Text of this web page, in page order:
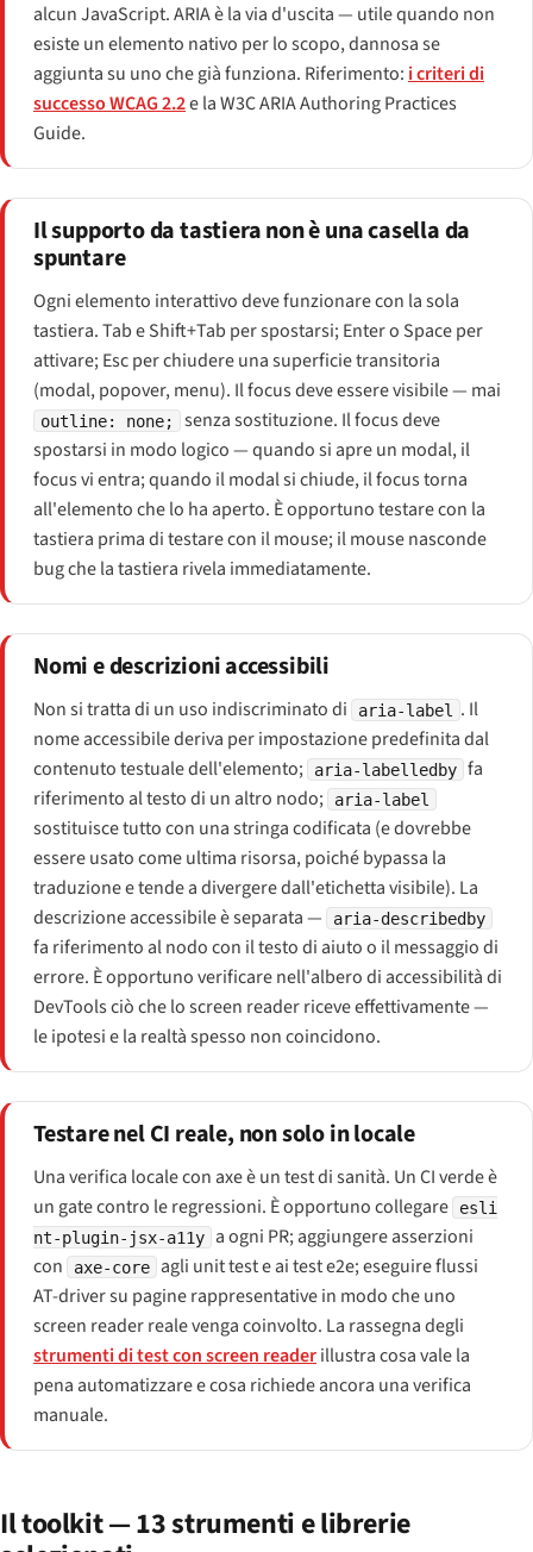
alcun JavaScript. ARIA è la via d'uscita — utile quando non
esiste un elemento nativo per lo scopo, dannosa se
aggiunta su uno che già funziona. Riferimento: i criteri di
successo WCAG 2.2e la W3C ARIA Authoring Practices
Guide.
Il supporto da tastiera non è una casella da
spuntare
Ogni elemento interattivo deve funzionare con la sola
tastiera. Tab e Shift+Tab per spostarsi; Enter o Space per
attivare; Esc per chiudere una superficie transitoria
(modal, popover, menu). Il focus deve essere visibile — mai
outline: none;
senza sostituzione. Il focus deve
spostarsi in modo logico — quando si apre un modal, il
focus vi entra; quando il modal si chiude, il focus torna
all'elemento che lo ha aperto. È opportuno testare con la
tastiera primadi testare con il mouse; il mouse nasconde
bug che la tastiera rivela immediatamente.
Nomi e descrizioni accessibili
Non si tratta di un uso indiscriminato di aria-label
. Il
nome accessibile deriva per impostazione predefinita dal
contenuto testuale dell'elemento;
aria-labelledby fa
riferimento al testo di un altro nodo;
aria-label
sostituisce tutto con una stringa codificata (e dovrebbe
essere usato come ultima risorsa, poiché bypassa la
traduzione e tende a divergere dall'etichetta visibile). La
descrizione accessibile è separata —
aria-describedby
fa riferimento al nodo con il testo di aiuto o il messaggio di
errore. È opportuno verificare nell'albero di accessibilità di
DevTools ciò che lo screen reader riceve effettivamente —
le ipotesi e la realtà spesso non coincidono.
Testare nel CI reale, non solo in locale
Una verifica locale con axe è un test di sanità. Un CI verde è
un gate contro le regressioni. È opportuno collegare
esli
nt-plugin-jsx-a11y
a ogni PR; aggiungere asserzioni
con
axe-core
agli unit test e ai test e2e; eseguire flussi
AT-driver su pagine rappresentative in modo che uno
screen reader reale venga coinvolto. La rassegna degli
strumenti di test con screen readerillustra cosa vale la
pena automatizzare e cosa richiede ancora una verifica
manuale.
Il toolkit — 13 strumenti e librerie